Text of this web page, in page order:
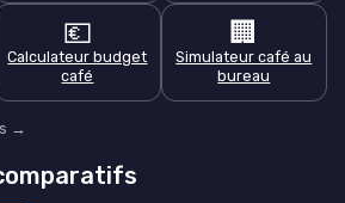
💶
Calculateur budget
café
🏢
Simulateur café au
bureau
→